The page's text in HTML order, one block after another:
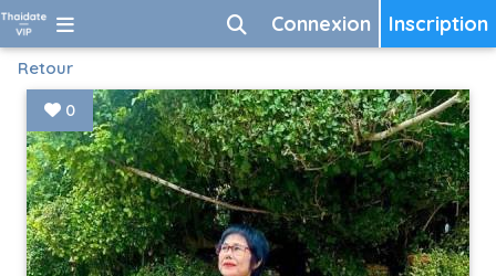
Inscription
Connexion
Retour
0